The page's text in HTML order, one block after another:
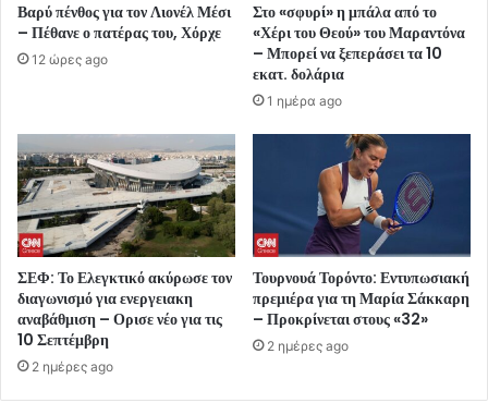
Βαρύ πένθος για τον Λιονέλ Μέσι
– Πέθανε ο πατέρας του, Χόρχε
12 ώρες ago
Στο «σφυρί» η μπάλα από το
«Χέρι του Θεού» του Μαραντόνα
– Μπορεί να ξεπεράσει τα 10
εκατ. δολάρια
1 ημέρα ago
ΣΕΦ: Το Ελεγκτικό ακύρωσε τον
διαγωνισμό για ενεργειακη
αναβάθμιση – Ορισε νέο για τις
10 Σεπτέμβρη
2 ημέρες ago
Τουρνουά Τορόντο: Εντυπωσιακή
πρεμιέρα για τη Μαρία Σάκκαρη
– Προκρίνεται στους «32»
2 ημέρες ago